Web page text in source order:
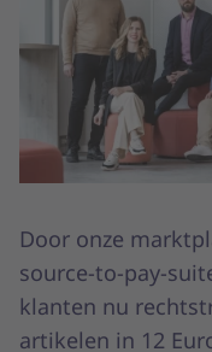
Door onze
source-to-pay-
klanten nu
artikelen in 12